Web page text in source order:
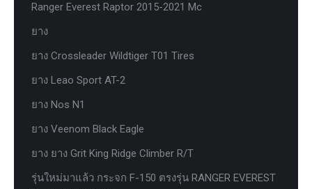
Ranger Everest Raptor 2015-2021 Mc
ยาง
ยาง Crossleader Wildtiger T01 Tires
ยาง Leao Sport AT-2
ยาง Nos N1
ยาง Veenom Black Eagle
ยาง ยาง Grit King Ridge Climber R/T
รุ่นใหม่มาแล้ว กระจก F-150 ตรงรุ่น RANGER EVEREST